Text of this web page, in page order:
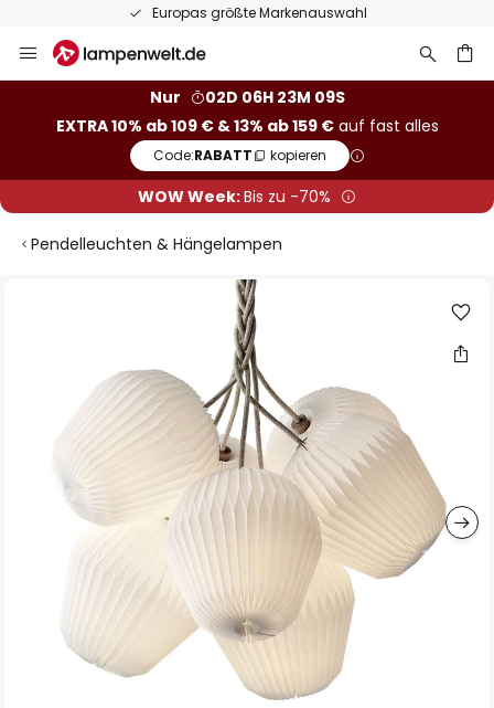
Europas größte Markenauswahl
Inhalt
Nur
02D 06H 23M 08S
EXTRA 10% ab 109 € & 13% ab 159 €auf fast alles
Code:RABATT kopieren
WOW Week:Bis zu -70%
Pendelleuchten & Hängelampen